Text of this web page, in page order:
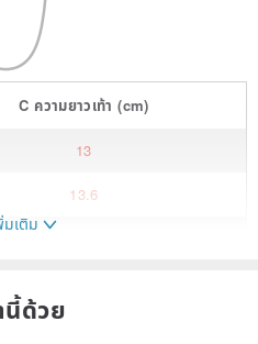
C ความยาวเท้า (cm)
13
13.6
มเติม
ด้วย